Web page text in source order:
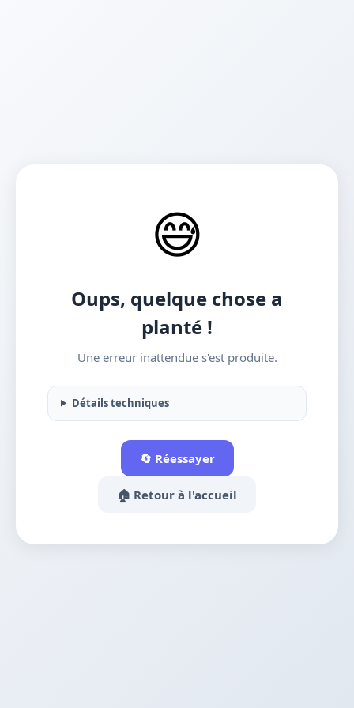
😅
Oups, quelque chose a
planté !
Une erreur inattendue s'est produite.
Détails techniques
🔄 Réessayer
🏠 Retour à l'accueil